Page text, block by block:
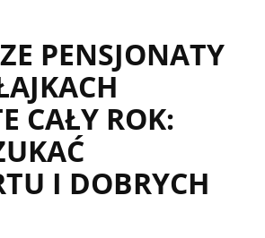
PENSJONATY
CAŁY ROK:
I DOBRYCH